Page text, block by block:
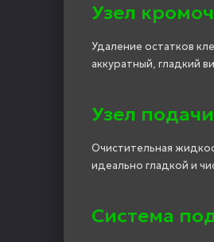
Узел
Удаление остатков
аккуратный, гладкий
Узел
Очистительная
идеально гладкой и
Система